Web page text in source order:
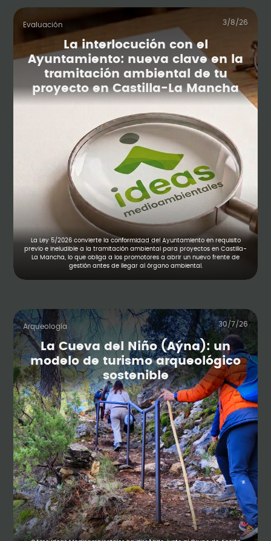
Evaluación 3/8/26
La interlocución con el
Ayuntamiento: nueva clave en la
tramitación ambiental de tu
proyecto en Castilla-La Mancha
La Ley 5/2026 convierte la conformidad del Ayuntamiento en requisito
previo e ineludible a la tramitación ambiental para proyectos en Castilla-
La Mancha, lo que obliga a los promotores a abrir un nuevo frente de
gestión antes de llegar al órgano ambiental.
Arqueología 30/7/26
La Cueva del Niño (Aýna): un
modelo de turismo arqueológico
sostenible